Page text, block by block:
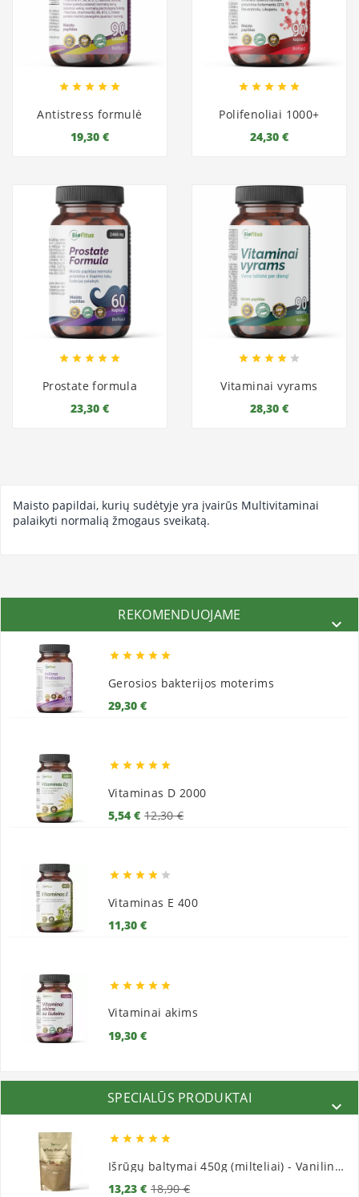
    
Antistress formulė
19,30 €
    
Polifenoliai 1000+
24,30 €
    
Prostate formula
23,30 €
    
Vitaminai vyrams
28,30 €
Maisto papildai, kurių sudėtyje yra įvairūs Multivitaminai
palaikyti normalią žmogaus sveikatą.
REKOMENDUOJAME

    
Gerosios bakterijos moterims
29,30 €Kaina
    
Vitaminas D 2000
5,54 € 12,30 €
    
Vitaminas E 400
11,30 €Kaina
    
Vitaminai akims
19,30 €Kaina
SPECIALŪS PRODUKTAI

    
Išrūgų baltymai 450g (milteliai) - Vaniliniai
13,23 € 18,90 €